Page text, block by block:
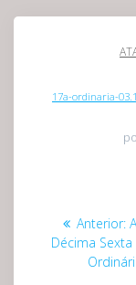
17a-ordinaria-
Anterior:
Décima Sexta